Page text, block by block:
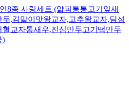
8종 사랑세트 (얇피통통고기잎새
,김말이맛왕교자,고추왕교자,딤섬
교자통새우,진심만두고기떡만두
)